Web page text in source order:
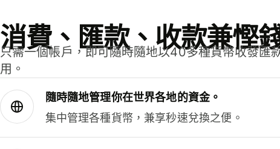
消費、匯款、收款兼慳
只需一個帳戶，即可隨時隨地以40多種貨幣收發匯
用。
隨時隨地管理你在世界各地的資金。
集中管理各種貨幣，兼享秒速兌換之便。